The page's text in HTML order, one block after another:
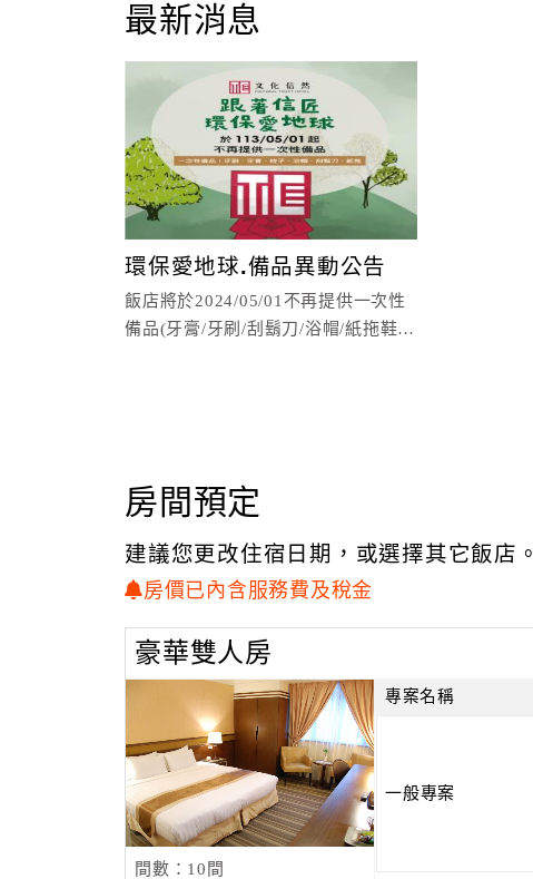
最新消息
環保愛地球.備品異動公告
飯店將於2024/05/01不再提供一次性
備品(牙膏/牙刷/刮鬍刀/浴帽/紙拖鞋/
房間預定
建議您更改住宿日期，或選擇其它飯店。
房價已內含服務費及稅金
豪華雙人房
間數：10間
專案名稱
一般專案